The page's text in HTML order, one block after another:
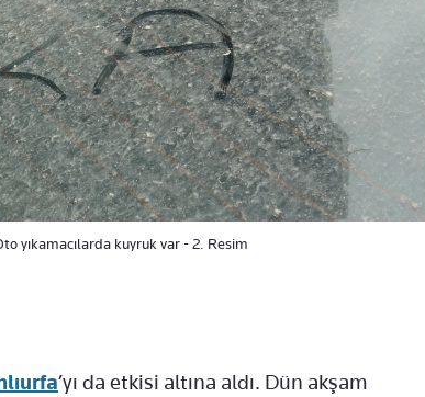
yıkamacılarda kuyruk var - 2. Resim
’yı da etkisi altına aldı. Dün akşam